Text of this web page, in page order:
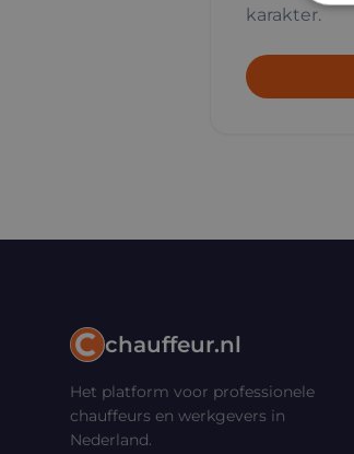
karakter.
chauffeur.nl
Het platform voor professionele
chauffeurs en werkgevers in
Nederland.